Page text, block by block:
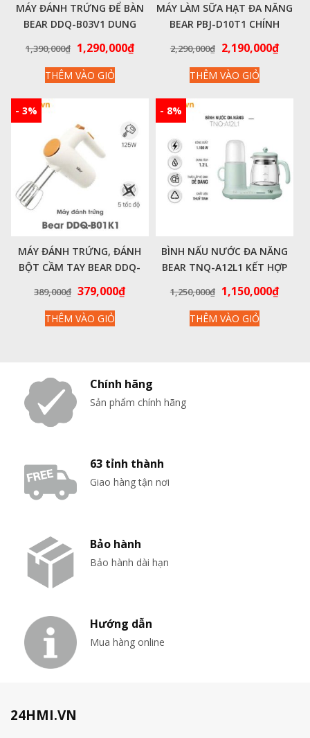
MÁY ĐÁNH TRỨNG ĐỂ BÀN
BEAR DDQ-B03V1 DUNG
TÍCH 4L – CHÍNH HÃNG VIỆT
NAM
1,390,000₫ Giá
là:
1,290,000₫Giá
1,290,000₫.
THÊM VÀO GIỎ
MÁY LÀM SỮA HẠT ĐA NĂNG
BEAR PBJ-D10T1 CHÍNH
2,290,000₫ Giá
là:
2,190,000₫Giá
THÊM VÀO GIỎ
- 3%
MÁY ĐÁNH TRỨNG, ĐÁNH
BỘT CẦM TAY BEAR DDQ-
NAM
389,000₫ Giá
là:
379,000₫Giá
THÊM VÀO GIỎ
- 8%
BÌNH NẤU NƯỚC ĐA NĂNG
BEAR TNQ-A12L1 KẾT HỢP
NAM
1,250,000₫ Giá
là:
1,150,000₫Giá
THÊM VÀO GIỎ
Chính hãng
Sản phẩm chính hãng
63 tỉnh thành
Giao hàng tận nơi
Bảo hành
Bảo hành dài hạn
Hướng dẫn
Mua hàng online
24HMI.VN